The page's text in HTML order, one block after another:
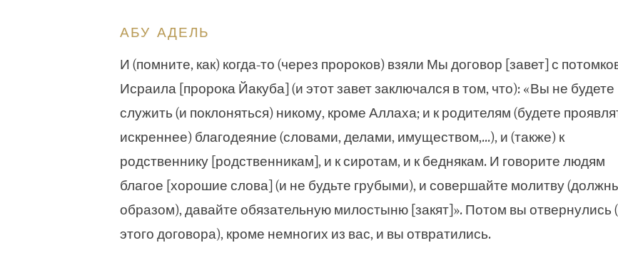
АБУ АДЕЛЬ
И (помните, как) когда-то (через пророков) взяли Мы договор [завет] с
Исраила [пророка Йакуба] (и этот завет заключался в том, что): «Вы не будете
служить (и поклоняться) никому, кроме Аллаха; и к родителям (будете
искреннее) благодеяние (словами, делами, имуществом,...), и (также) к
родственнику [родственникам], и к сиротам, и к беднякам. И говорите людям
благое [хорошие слова] (и не будьте грубыми), и совершайте молитву
образом), давайте обязательную милостыню [закят]». Потом вы отвернулись
этого договора), кроме немногих из вас, и вы отвратились.